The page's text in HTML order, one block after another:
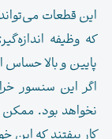
این قطعات
که وظیفه
پایین و بالا
اگر این سنسور
نخواهد بود.